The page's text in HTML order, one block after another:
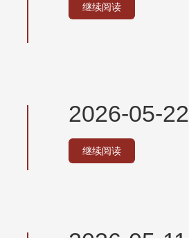
继续阅读
2026-05-22
继续阅读